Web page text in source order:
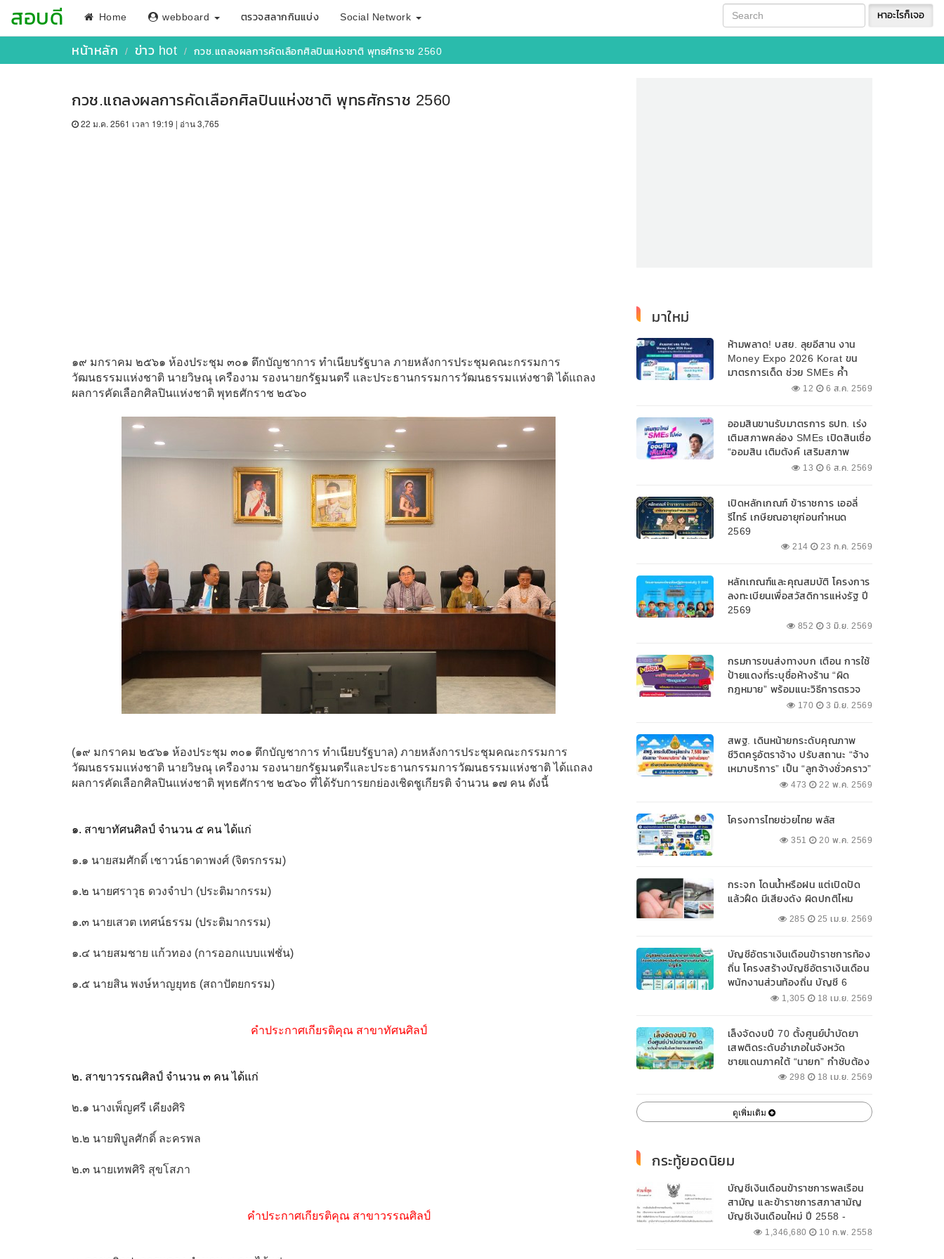
สอบดี Home webboard ตรวจสลากกินแบ่ง Social Network หาอะไรก็เจอ
หน้าหลัก ข่าว hot กวช.แถลงผลการคัดเลือกศิลปินแห่งชาติ พุทธศักราช 2560
กวช.แถลงผลการคัดเลือกศิลปินแห่งชาติ พุทธศักราช 2560
22 ม.ค. 2561 เวลา 19:19 | อ่าน 3,765
๑๙ มกราคม ๒๕๖๑ ห้องประชุม ๓๐๑ ตึกบัญชาการ ทำเนียบรัฐบาล ภายหลังการประชุมคณะกรรมการ
วัฒนธรรมแห่งชาติ นายวิษณุ เครืองาม รองนายกรัฐมนตรี และประธานกรรมการวัฒนธรรมแห่งชาติ ได้แถลง
ผลการคัดเลือกศิลปินแห่งชาติ พุทธศักราช ๒๕๖๐
(๑๙ มกราคม ๒๕๖๑ ห้องประชุม ๓๐๑ ตึกบัญชาการ ทำเนียบรัฐบาล) ภายหลังการประชุมคณะกรรมการ
วัฒนธรรมแห่งชาติ นายวิษณุ เครืองาม รองนายกรัฐมนตรีและประธานกรรมการวัฒนธรรมแห่งชาติ ได้แถลง
ผลการคัดเลือกศิลปินแห่งชาติ พุทธศักราช ๒๕๖๐ ที่ได้รับการยกย่องเชิดชูเกียรติ จำนวน ๑๗ คน ดังนี้
๑. สาขาทัศนศิลป์ จำนวน ๕ คน ได้แก่
๑.๑ นายสมศักดิ์ เชาวน์ธาดาพงศ์ (จิตรกรรม)
๑.๒ นายศราวุธ ดวงจำปา (ประติมากรรม)
๑.๓ นายเสวต เทศน์ธรรม (ประติมากรรม)
๑.๔ นายสมชาย แก้วทอง (การออกแบบแฟชั่น)
๑.๕ นายสิน พงษ์หาญยุทธ (สถาปัตยกรรม)
คำประกาศเกียรติคุณ สาขาทัศนศิลป์
๒. สาขาวรรณศิลป์ จำนวน ๓ คน ได้แก่
๒.๑ นางเพ็ญศรี เคียงศิริ
๒.๒ นายพิบูลศักดิ์ ละครพล
๒.๓ นายเทพศิริ สุขโสภา
คำประกาศเกียรติคุณ สาขาวรรณศิลป์
มาใหม่
ห้ามพลาด! บสย. ลุยอีสาน งาน
Money Expo 2026 Korat ขน
มาตรการเด็ด ช่วย SMEs ค้ำ
ประกันสินเชื่อ-แก้หนี้ 7-9 ส.ค. 69
12 6 ส.ค. 2569
ออมสินขานรับมาตรการ ธปท. เร่ง
เติมสภาพคล่อง SMEs เปิดสินเชื่อ
“ออมสิน เติมตังค์ เสริมสภาพ
คล่อง” วงเงินรวม 2,000
วงเงินกู้สูงสุด 100% ของหลัก
ประกัน ผ่อนนานสูงสุด 10 ปี
13 6 ส.ค. 2569
เปิดหลักเกณฑ์ ข้าราชการ เออลี่
รีไทร์ เกษียณอายุก่อนกำหนด
2569
214 23 ก.ค. 2569
หลักเกณฑ์และคุณสมบัติ โครงการ
ลงทะเบียนเพื่อสวัสดิการแห่งรัฐ ปี
2569
852 3 มิ.ย. 2569
กรมการขนส่งทางบก เตือน การใช้
ป้ายแดงที่ระบุชื่อห้างร้าน “ผิด
กฎหมาย” พร้อมแนะวิธีการตรวจ
สอบป้ายแดงที่ถูกต้อง
170 3 มิ.ย. 2569
สพฐ. เดินหน้ายกระดับคุณภาพ
ชีวิตครูอัตราจ้าง ปรับสถานะ “จ้าง
เหมาบริการ” เป็น “ลูกจ้างชั่วคราว”
473 22 พ.ค. 2569
โครงการไทยช่วยไทย พลัส
351 20 พ.ค. 2569
กระจก โดนน้ำหรือฝน แต่เปิดปัด
แล้วฝืด มีเสียงดัง ผิดปกติไหม
285 25 เม.ย. 2569
บัญชีอัตราเงินเดือนข้าราชการท้อง
ถิ่น โครงสร้างบัญชีอัตราเงินเดือน
พนักงานส่วนท้องถิ่น บัญชี 6
1,305 18 เม.ย. 2569
เล็งจัดงบปี 70 ตั้งศูนย์บำบัดยา
เสพติดระดับอำเภอในจังหวัด
ชายแดนภาคใต้ “นายก” กำชับต้อง
ออกแบบเฉพาะให้สอดคล้องกับ
298 18 เม.ย. 2569
ดูเพิ่มเติม
กระทู้ยอดนิยม
บัญชีเงินเดือนข้าราชการพลเรือน
สามัญ และข้าราชการสภาสามัญ
บัญชีเงินเดือนใหม่ ปี 2558 -
2562 ปัจจุบัน1,346,680 10 ก.พ. 2558